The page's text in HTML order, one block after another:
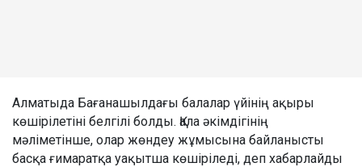
Алматыда Бағанашылдағы балалар үйінің ақыры
көшірілетіні белгілі болды. Қала әкімдігінің
мәліметінше, олар жөндеу жұмысына байланысты
басқа ғимаратқа уақытша көшіріледі, деп хабарлайды